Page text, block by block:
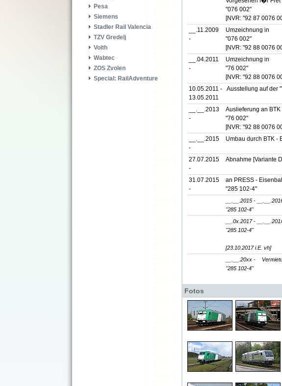
Pesa
Siemens
Stadler Rail Valencia
TZV Gredelj
Voith
Wabtec
ZOS Zvolen
Special: RailAdventure
"076 002"
[NVR: "92 87 0076
__.11.2009
-
Umzeichnung in
"076 002"
[NVR: "92 88 0076
__.04.2011
-
Umzeichnung in
"76 002"
[NVR: "92 88 0076
10.05.2011 -
13.05.2011
Ausstellung auf der
__.__.2013
-
Auslieferung an
"76 002"
[NVR: "92 88 0076
__.__.2015
-
Umbau durch BTK -
27.07.2015
-
Abnahme [Variante
31.07.2015
-
an PRESS -
"285 102-4"
__.__.2015 -
"285 102-4"
__.0x.2017 -
"285 102-4"
[23.10.2017 i.E. vh]
__.__.20xx -
"285 102-4"
Fotos